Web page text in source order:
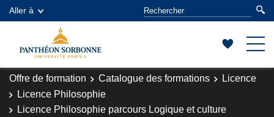
Aller à
Offre de formation Catalogue des formations
Licence
Licence Philosophie
Licence Philosophie parcours Logique et culture